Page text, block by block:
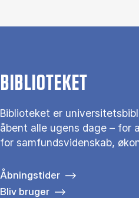
BIBLIOTEKET
Biblioteket er
åbent alle ugens dage – for
for samfundsvidenskab,
Åbningstider
Bliv bruger